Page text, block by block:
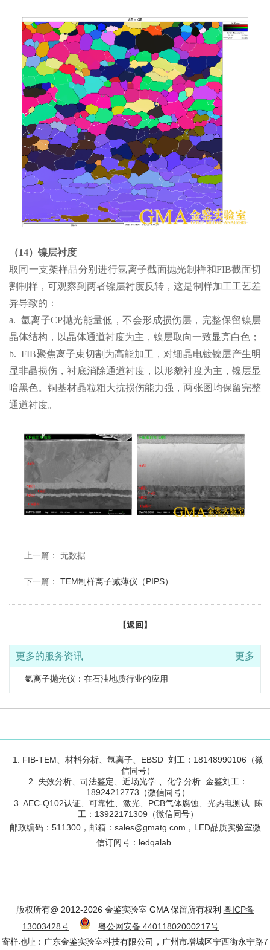
（14）镍层衬度
取同一支架样品分别进行氩离子截面抛光制样和FIB截面切
割制样，可观察到两者镍层衬度反转，这是制样加工工艺差
异导致的：
a. 氩离子CP抛光能量低，不会形成损伤层，完整保留镍层
晶体结构，以晶体通道衬度为主，镍层取向一致显亮白色；
b. FIB聚焦离子束切割为高能加工，对细晶电镀镍层产生明
显非晶损伤，衬底消除通道衬度，以形貌衬度为主，镍层显
暗黑色。铜基材晶粒粗大抗损伤能力强，两张图均保留完整
通道衬度。
上一篇： 无数据
下一篇： TEM制样离子减薄仪（PIPS）
【返回】
更多的服务资讯 更多
氩离子抛光仪：在石油地质行业的应用
1. FIB-TEM、材料分析、氩离子、EBSD 刘工：18148990106（微
信同号）
2. 失效分析、司法鉴定、近场光学 、化学分析 金鉴刘工：
18924212773（微信同号）
3. AEC-Q102认证、可靠性、激光、PCB气体腐蚀、光热电测试 陈
工：13922171309（微信同号）
邮政编码： 511300，邮箱：sales@gmatg.com，LED品质实验室微
信订阅号：ledqalab
版权所有@ 2012-2026 金鉴实验室 GMA 保留所有权利 粤ICP备
13003428号
粤公网安备 44011802000217号
寄样地址：广东金鉴实验室科技有限公司，广州市增城区宁西街永宁路7